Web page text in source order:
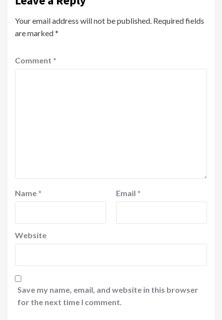
Your email address will not be published. Required fields
are marked*
Comment *
Name * Email *
Website
Save my name, email, and website in this browser
for the next time I comment.